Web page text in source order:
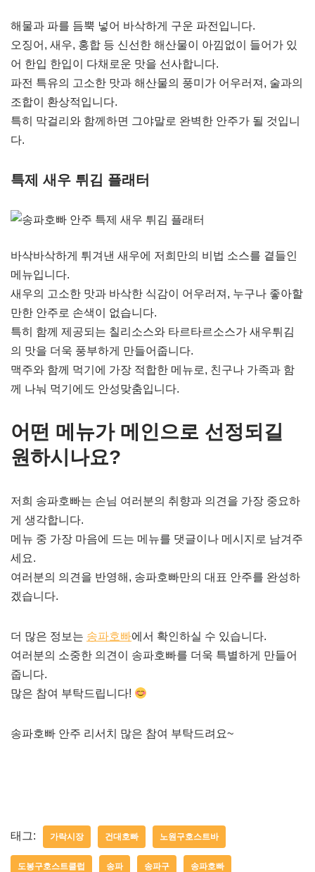
해물과 파를 듬뿍 넣어 바삭하게 구운 파전입니다.
오징어, 새우, 홍합 등 신선한 해산물이 아낌없이 들어가 있
어 한입 한입이 다채로운 맛을 선사합니다.
파전 특유의 고소한 맛과 해산물의 풍미가 어우러져, 술과의
조합이 환상적입니다.
특히 막걸리와 함께하면 그야말로 완벽한 안주가 될 것입니
다.
특제 새우 튀김 플래터
바삭바삭하게 튀겨낸 새우에 저희만의 비법 소스를 곁들인
메뉴입니다.
새우의 고소한 맛과 바삭한 식감이 어우러져, 누구나 좋아할
만한 안주로 손색이 없습니다.
특히 함께 제공되는 칠리소스와 타르타르소스가 새우튀김
의 맛을 더욱 풍부하게 만들어줍니다.
맥주와 함께 먹기에 가장 적합한 메뉴로, 친구나 가족과 함
께 나눠 먹기에도 안성맞춤입니다.
어떤 메뉴가 메인으로 선정되길
원하시나요?
저희 송파호빠는 손님 여러분의 취향과 의견을 가장 중요하
게 생각합니다.
메뉴 중 가장 마음에 드는 메뉴를 댓글이나 메시지로 남겨주
세요.
여러분의 의견을 반영해, 송파호빠만의 대표 안주를 완성하
겠습니다.
더 많은 정보는 송파호빠에서 확인하실 수 있습니다.
여러분의 소중한 의견이 송파호빠를 더욱 특별하게 만들어
줍니다.
많은 참여 부탁드립니다!
송파호빠 안주 리서치 많은 참여 부탁드려요~
태그: 가락시장 건대호빠 노원구호스트바
도봉구호스트클럽 송파 송파구 송파호빠